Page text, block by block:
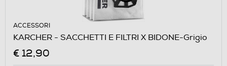
ACCESSORI
KARCHER - SACCHETTI E FILTRI X BIDONE-Grigio
€ 12,90